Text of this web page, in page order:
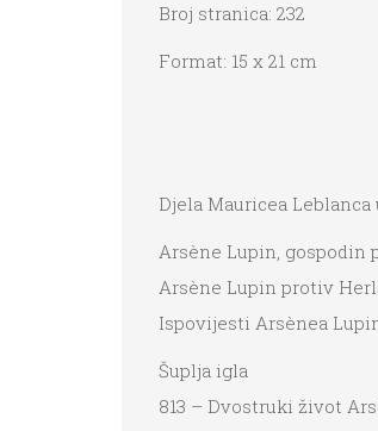
Broj stranica: 232
Format: 15 x 21 cm
Djela Mauricea
Arsène Lupin, gospodin
Arsène Lupin protiv
Ispovijesti Arsènea
Šuplja igla
813 – Dvostruki život